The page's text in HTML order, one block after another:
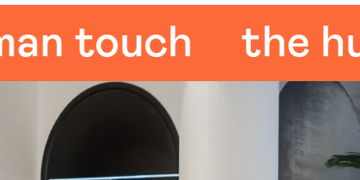
the